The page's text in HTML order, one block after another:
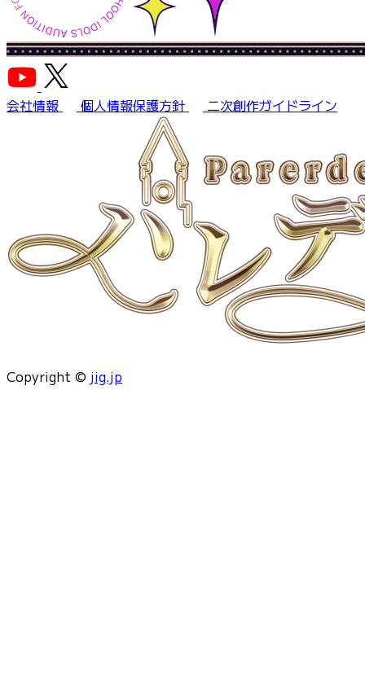
会社情報 個人情報保護方針 二次創作ガイドライン
Copyright © jig.jp